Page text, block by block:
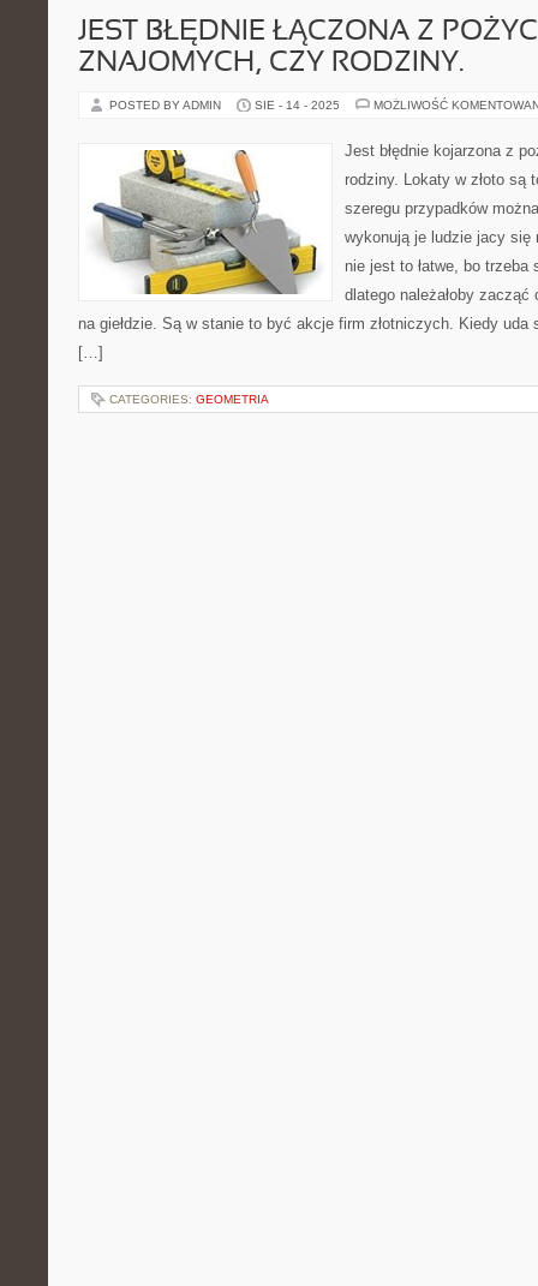
JEST BŁĘDNIE ŁĄCZONA Z
ZNAJOMYCH, CZY RODZINY.
POSTED BY ADMIN SIE - 14 - 2025 MOŻLIWOŚĆ
Jest błędnie kojarzona z
rodziny. Lokaty w złoto są
szeregu przypadków
wykonują je ludzie jacy
nie jest to łatwe, bo trzeba
dlatego należałoby
na giełdzie. Są w stanie to być akcje firm złotniczych. Kiedy
[…]
CATEGORIES: GEOMETRIA